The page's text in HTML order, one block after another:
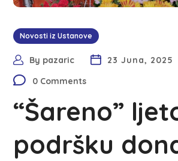
Novosti iz Ustanove
By pazaric
23 Juna, 2025
0 Comments
“Šareno”
podršku